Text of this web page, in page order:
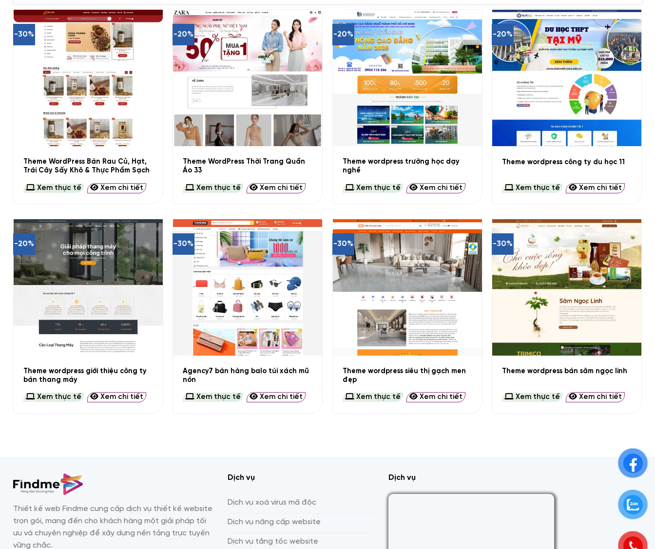
-30%
Theme WordPress Bán Rau Củ, Hạt,
Trái Cây Sấy Khô & Thực Phẩm Sạch
Xem thực tế Xem chi tiết
-20%
+
Theme WordPress Thời Trang Quần
Áo 33
Xem thực tế Xem chi tiết
-20%
Theme wordpress trường học dạy
nghề
Xem thực tế Xem chi tiết
-20%
Theme wordpress công ty du học 11
Xem thực tế Xem chi tiết
-20%
Theme wordpress giới thiệu công ty
bán thang máy
Xem thực tế Xem chi tiết
-30%
Agency7 bán hàng balo túi xách mũ
nón
Xem thực tế Xem chi tiết
-30%
Theme wordpress siêu thị gạch men
đẹp
Xem thực tế Xem chi tiết
-30%
Theme wordpress bán sâm ngọc linh
Xem thực tế Xem chi tiết
Thiết kế web Findme cung cấp dịch vụ thiết kế website
trọn gói, mang đến cho khách hàng một giải pháp tối
ưu và chuyên nghiệp để xây dựng nền tảng trực tuyến
vững chắc.
Dịch vụ
Dịch vụ xoá virus mã độc
Dịch vụ nâng cấp website
Dịch vụ tăng tốc website
Dịch vụ